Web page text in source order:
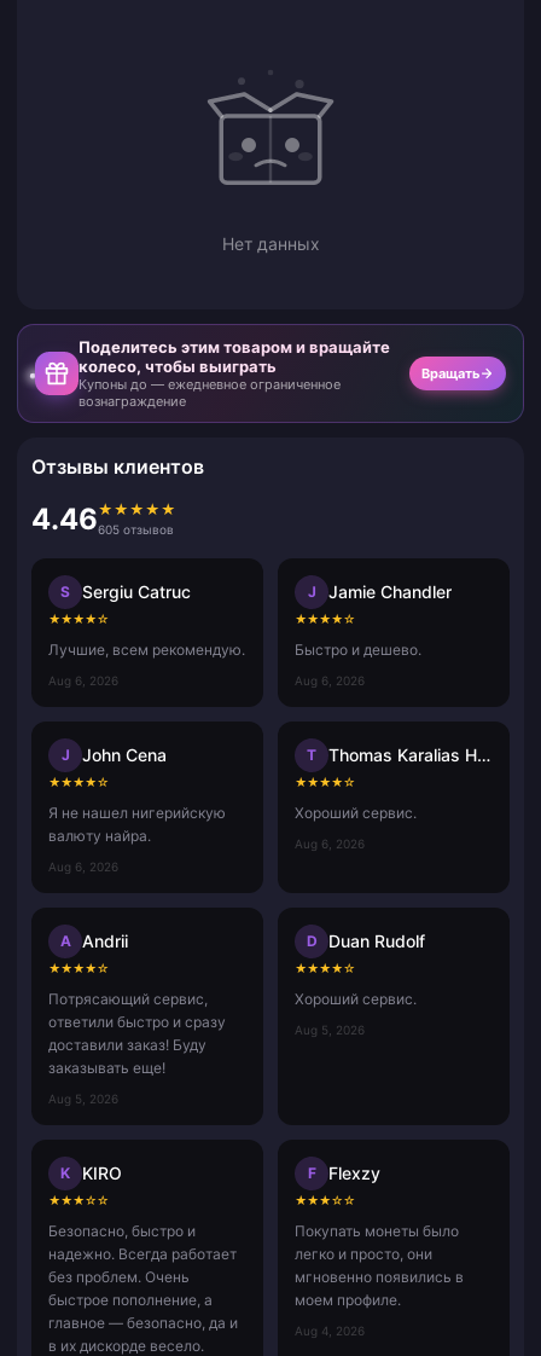
Нет данных
Поделитесь этим товаром и вращайте
колесо, чтобы выиграть
Купоны до — ежедневное ограниченное
вознаграждение
Вращать
Отзывы клиентов
4.46★ ★ ★ ★ ★
605 отзывов
S Sergiu Catruc
★★★★☆
Лучшие, всем рекомендую.
Aug 6, 2026
J Jamie Chandler
★★★★☆
Быстро и дешево.
Aug 6, 2026
J John Cena
★★★★☆
Я не нашел нигерийскую
валюту найра.
Aug 6, 2026
T Thomas Karalias Hammerica
★★★★☆
Хороший сервис.
Aug 6, 2026
A Andrii
★★★★☆
Потрясающий сервис,
ответили быстро и сразу
доставили заказ! Буду
заказывать еще!
Aug 5, 2026
D Duan Rudolf
★★★★☆
Хороший сервис.
Aug 5, 2026
K KIRO
★★★☆☆
Безопасно, быстро и
надежно. Всегда работает
без проблем. Очень
быстрое пополнение, а
главное — безопасно, да и
в их дискорде весело.
F Flexzy
★★★☆☆
Покупать монеты было
легко и просто, они
мгновенно появились в
моем профиле.
Aug 4, 2026